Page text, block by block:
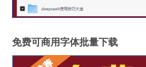
免费可商用字体批量下载